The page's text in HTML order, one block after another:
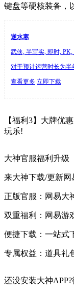
键盘等硬核装备，
逆水寒
武侠, 半写实, 即时,
对于预计运营时长为半
查看更多 立即下载
【福利3】大牌优
玩乐!
大神官服福利升级
来大神下载/更新网
正版官服：网易大
双重福利：网易游
便捷下载：一站式
专属权益：道具礼
还没安装大神